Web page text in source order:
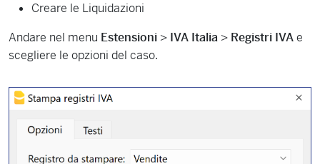
Creare le Liquidazioni
Andare nel menu Estensioni > IVA Italia > Registri IVAe
scegliere le opzioni del caso.